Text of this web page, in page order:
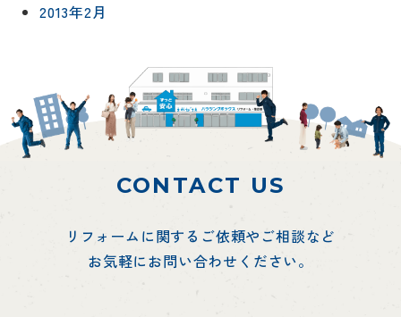
2013年2月
CONTACT US
リフォームに関するご依頼やご相談など
お気軽にお問い合わせください。